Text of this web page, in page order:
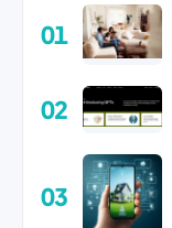
01
02
03